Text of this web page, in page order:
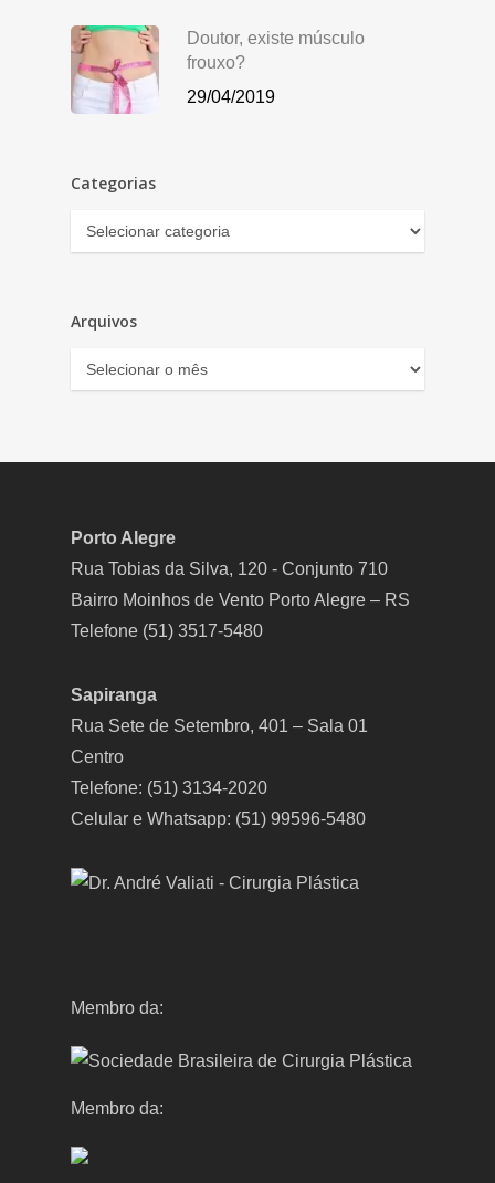
Doutor, existe músculo
frouxo?
29/04/2019
Categorias
Categorias
Arquivos
Arquivos
Porto Alegre
Rua Tobias da Silva, 120 - Conjunto 710
Bairro Moinhos de Vento Porto Alegre – RS
Telefone (51) 3517-5480
Sapiranga
Rua Sete de Setembro, 401 – Sala 01
Centro
Telefone: (51) 3134-2020
Celular e Whatsapp: (51) 99596-5480
Membro da:
Membro da: